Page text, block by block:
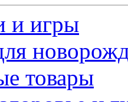
и игры
товары